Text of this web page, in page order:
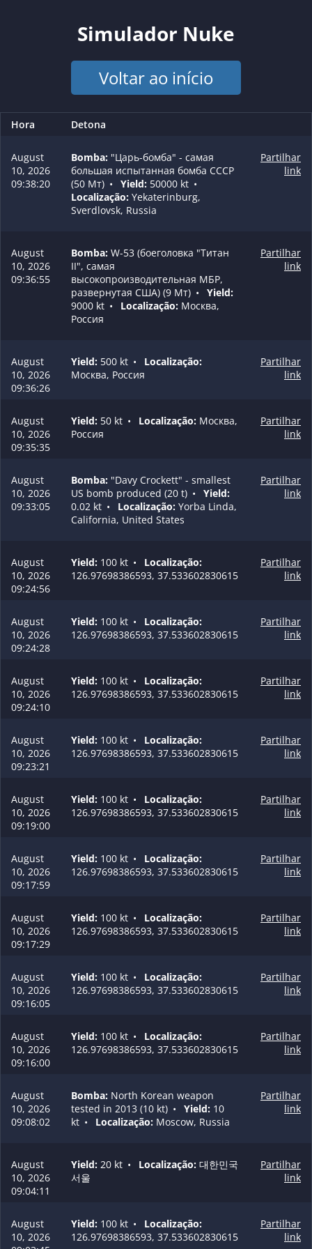
Simulador Nuke
Voltar ao início
Hora Detona
August
10, 2026
09:38:20
Bomba: "Царь-бомба" - самая
большая испытанная бомба СССР
(50 Мт) • Yield: 50000 kt •
Localização: Yekaterinburg,
Sverdlovsk, Russia
Partilhar
link
August
10, 2026
09:36:55
Bomba: W-53 (боеголовка "Титан
II", самая
высокопроизводительная МБР,
развернутая США) (9 Мт) •
Yield:
9000 kt • Localização: Москва,
Россия
Partilhar
link
August
10, 2026
09:36:26
Yield: 500 kt •
Localização:
Москва, Россия
Partilhar
link
August
10, 2026
09:35:35
Yield: 50 kt • Localização: Москва,
Россия
Partilhar
link
August
10, 2026
09:33:05
Bomba: "Davy Crockett" - smallest
US bomb produced (20 t) •
Yield:
0.02 kt • Localização: Yorba Linda,
California, United States
Partilhar
link
August
10, 2026
09:24:56
Yield: 100 kt •
Localização:
126.97698386593, 37.533602830615
Partilhar
link
August
10, 2026
09:24:28
Yield: 100 kt •
Localização:
126.97698386593, 37.533602830615
Partilhar
link
August
10, 2026
09:24:10
Yield: 100 kt •
Localização:
126.97698386593, 37.533602830615
Partilhar
link
August
10, 2026
09:23:21
Yield: 100 kt •
Localização:
126.97698386593, 37.533602830615
Partilhar
link
August
10, 2026
09:19:00
Yield: 100 kt •
Localização:
126.97698386593, 37.533602830615
Partilhar
link
August
10, 2026
09:17:59
Yield: 100 kt •
Localização:
126.97698386593, 37.533602830615
Partilhar
link
August
10, 2026
09:17:29
Yield: 100 kt •
Localização:
126.97698386593, 37.533602830615
Partilhar
link
August
10, 2026
09:16:05
Yield: 100 kt •
Localização:
126.97698386593, 37.533602830615
Partilhar
link
August
10, 2026
09:16:00
Yield: 100 kt •
Localização:
126.97698386593, 37.533602830615
Partilhar
link
August
10, 2026
09:08:02
Bomba: North Korean weapon
tested in 2013 (10 kt) • Yield: 10
kt • Localização: Moscow, Russia
Partilhar
link
August
10, 2026
09:04:11
Yield: 20 kt • Localização: 대한민국
서울
Partilhar
link
August
10, 2026
Yield: 100 kt •
Localização:
126.97698386593, 37.533602830615
Partilhar
link